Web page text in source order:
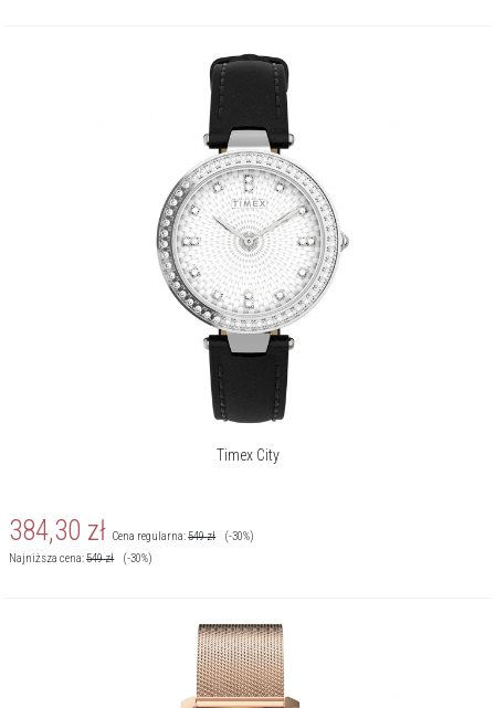
Timex City
384,30 zł Cena regularna:549zł
(-30%)
Najniższa cena:549zł (-30%)